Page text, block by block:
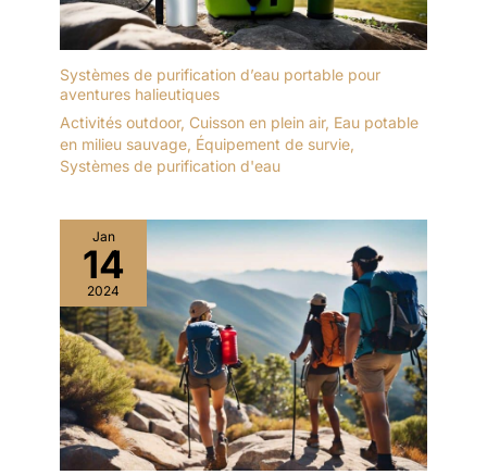
Systèmes de purification d’eau portable pour
aventures halieutiques
Activités outdoor, Cuisson en plein air, Eau potable
en milieu sauvage, Équipement de survie,
Systèmes de purification d'eau
Jan
14
2024